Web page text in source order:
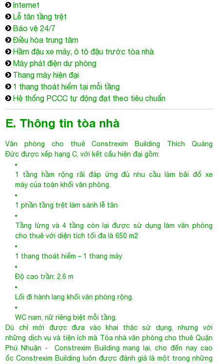
Internet
Lễ tân tầng trệt
Bảo vệ 24/7
Điều hòa trung tâm
Hầm đậu xe máy, ô tô đậu trước tòa nhà
Máy phát điện dự phòng
Thang máy hiện đại
1 thang thoát hiểm tại mỗi tầng
Hệ thống PCCC tự động đạt theo tiêu chuẩn
E. Thông tin tòa nhà
Văn phòng cho thuêConstrexim Building Thích Quảng
Đức được xếp hạng C, với kết cấu hiện đại gồm:
1 tầng hầm rộng rãi đáp ứng đủ nhu cầu làm bãi đổ xe
máy của toàn khối văn phòng.
1 phần tầng trệt làm sảnh lễ tân
Tầng lửng và 4 tầng còn lại được sử dụng làm văn phòng
cho thuê với diện tích tối đa là 650 m2
1 thang thoát hiểm – 1 thang máy
Độ cao trần: 2.6 m
Lối đi hành lang khối văn phòng rộng.
WC nam, nữ riêng biệt mỗi tầng.
Dù chỉ mới được đưa vào khai thác sử dụng, nhưng với
những dịch vụ và tiện ích mà Tòa nhà văn phòng cho thuê Quận
Phú Nhuận - Constrexim Building mang lại, cho đến nay cao
ốc Constrexim Building luôn được đánh giá là một trong những